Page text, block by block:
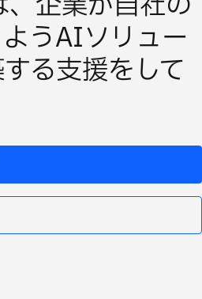
うAIソリュー
る支援をして